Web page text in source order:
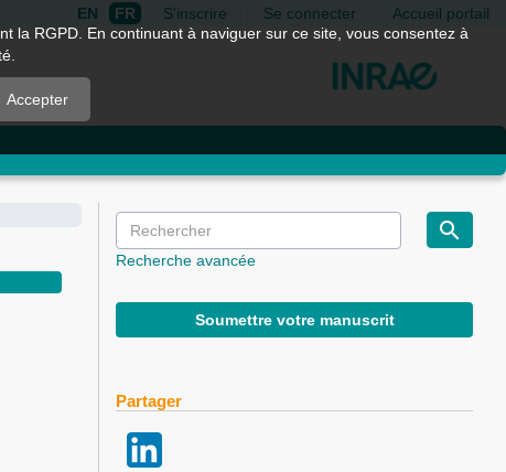
EN FR S'inscrire Se connecter Accueil portail
Recherche avancée
Soumettre votre manuscrit
Partager
la RGPD. En continuant à naviguer sur ce site, vous consentez à
Accepter